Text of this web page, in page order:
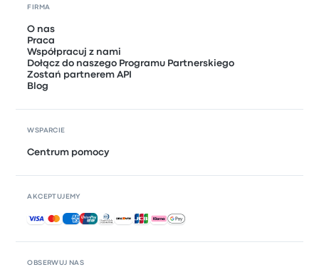
OBSERWUJ NAS
FIRMA
O nas
Praca
Współpracuj z nami
Dołącz do naszego Programu Partnerskiego
Zostań partnerem API
Blog
WSPARCIE
Centrum pomocy
AKCEPTUJEMY
Akceptowane płatności